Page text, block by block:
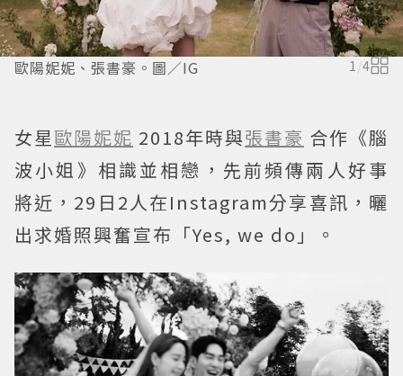
歐陽妮妮、張書豪。圖／IG 1 /4
女星歐陽妮妮 2018年時與張書豪 合作《腦
波小姐》相識並相戀，先前頻傳兩人好事
將近，29日2人在Instagram分享喜訊，曬
出求婚照興奮宣布「Yes, we do」。